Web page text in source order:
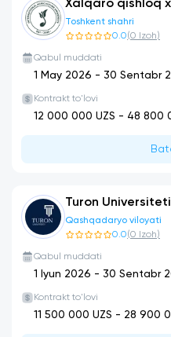
Xalqaro qishloq
Toshkent shahri
0.0(0 Izoh)
Qabul muddati
1 May 2026 - 30 Sentabr
Kontrakt to'lovi
12 000 000 UZS - 48 800
Turon Universiteti
Qashqadaryo viloyati
0.0(0 Izoh)
Qabul muddati
1 Iyun 2026 - 30 Sentabr
Kontrakt to'lovi
11 500 000 UZS - 28 900